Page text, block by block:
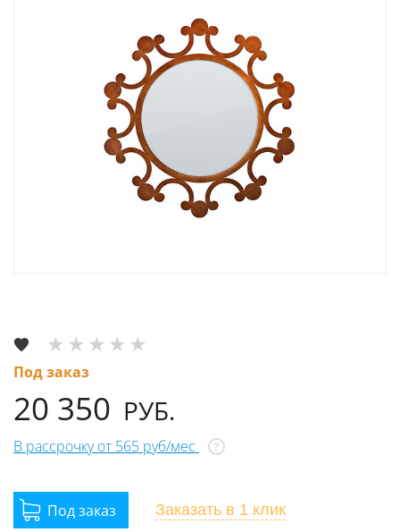
Под заказ
20 350 РУБ.
В рассрочку от 565 руб/мес ?
Заказать в 1 клик